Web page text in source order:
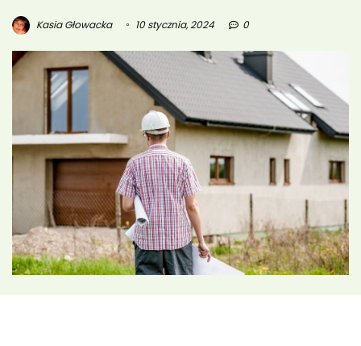
Kasia Głowacka 10 stycznia, 2024 0